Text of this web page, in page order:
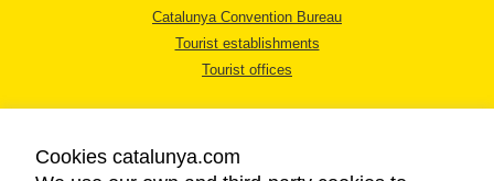
Catalunya Convention Bureau
Tourist establishments
Tourist offices
Cookies catalunya.com